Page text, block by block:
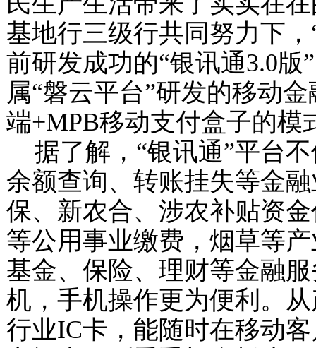
基地行三级行共同努力下
前研发成功的“银讯通3.0版
属“磐云平台”研发的移动
端+MPB移动支付盒子的模
据了解，“银讯通”平台
余额查询、转账挂失等金
保、新农合、涉农补贴资
等公用事业缴费，烟草等
基金、保险、理财等金融
机，手机操作更为便利。
行业IC卡，能随时在移动